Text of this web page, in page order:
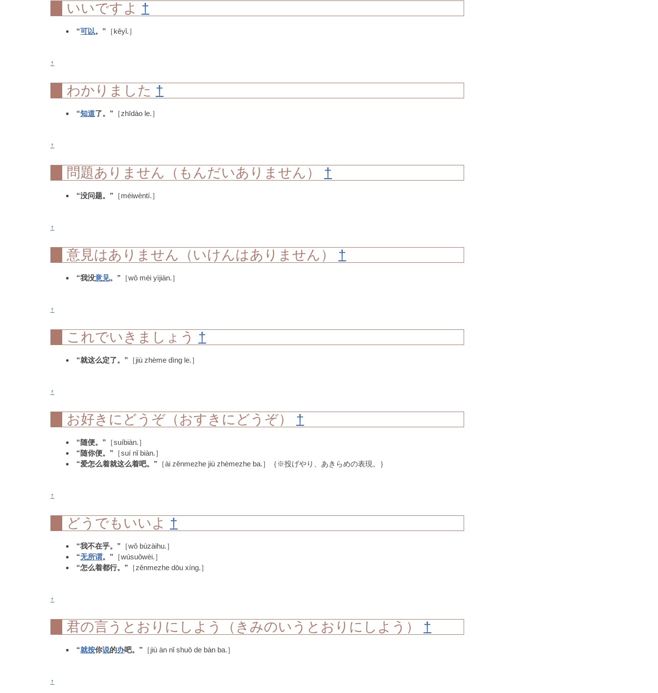
いいですよ †
“可以。” ［kěyǐ.］
↑
わかりました †
“知道了。” ［zhīdào le.］
↑
問題ありません（もんだいありません） †
“没问题。” ［méiwèntí.］
↑
意見はありません（いけんはありません） †
“我没意见。” ［wǒ méi yìjiàn.］
↑
これでいきましょう †
“就这么定了。” ［jiù zhème dìng le.］
↑
お好きにどうぞ（おすきにどうぞ） †
“随便。” ［suíbiàn.］
“随你便。” ［suí nǐ biàn.］
“爱怎么着就这么着吧。” ［ài zěnmezhe jiù zhèmezhe ba.］｛※投げやり、あきらめの表現。｝
↑
どうでもいいよ †
“我不在乎。” ［wǒ bùzàihu.］
“无所谓。” ［wúsuǒwèi.］
“怎么着都行。” ［zěnmezhe dōu xíng.］
↑
君の言うとおりにしよう（きみのいうとおりにしよう） †
“就按你说的办吧。” ［jiù àn nǐ shuō de bàn ba.］
↑